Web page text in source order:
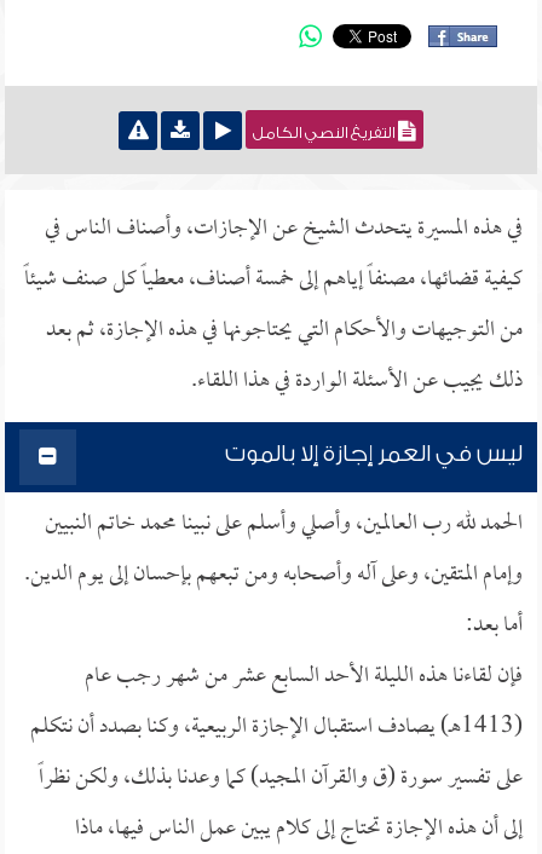
التفريغ النصي الكامل
في هذه المسيرة يتحدث الشيخ عن الإجازات، وأصناف الناس في
كيفية قضائها، مصنفاً إياهم إلى خمسة أصناف، معطياً كل صنف شيئاً
من التوجيهات والأحكام التي يحتاجونها في هذه الإجازة، ثم بعد
ذلك يجيب عن الأسئلة الواردة في هذا اللقاء.
ليس في العمر إجازة إلا بالموت
الحمد لله رب العالمين، وأصلي وأسلم على نبينا محمد خاتم النبيين
وإمام المتقين، وعلى آله وأصحابه ومن تبعهم بإحسان إلى يوم الدين.
أما بعد:
فإن لقاءنا هذه الليلة الأحد السابع عشر من شهر رجب عام
(1413هـ) يصادف استقبال الإجازة الربيعية، وكنا بصدد أن نتكلم
على تفسير سورة (ق والقرآن المجيد) كما وعدنا بذلك، ولكن نظراً
إلى أن هذه الإجازة تحتاج إلى كلام يبين عمل الناس فيها، ماذا